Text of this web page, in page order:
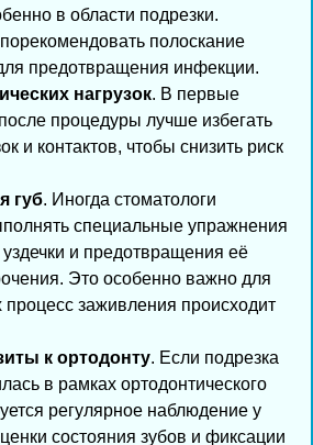
в области подрезки.
полоскание
предотвращения инфекции.
нагрузок. В первые
процедуры лучше избегать
и контактов, чтобы снизить риск
губ. Иногда стоматологи
специальные упражнения
и предотвращения её
Это особенно важно для
процесс заживления происходит
к ортодонту. Если подрезка
в рамках ортодонтического
регулярное наблюдение у
состояния зубов и фиксации